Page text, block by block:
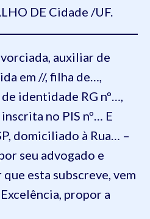
DE Cidade /UF.
auxiliar de
em //, filha de…,
identidade RG nº…,
no PIS nº… E
domiciliado à Rua… –
seu advogado e
esta subscreve, vem
propor a